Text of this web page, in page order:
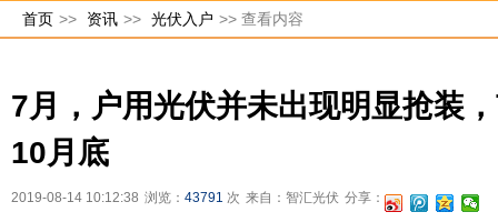
首页 >> 资讯 >> 光伏入户 >> 查看内容
7月，户用光伏并未出现明显抢装
10月底
2019-08-14 10:12:38 浏览： 43791 次 来自：智汇光伏 分享：